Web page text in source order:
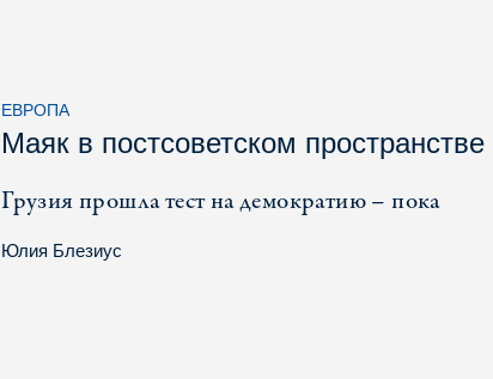
ЕВРОПА
Маяк в постсоветском пространстве
Грузия прошла тест на демократию – пока
Юлия Блезиус